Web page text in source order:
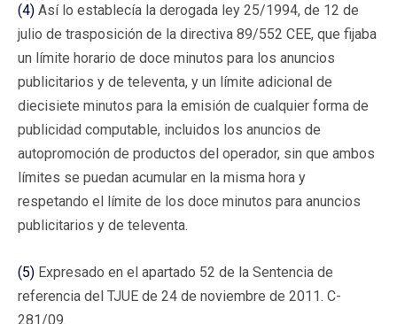
(4) Así lo establecía la derogada ley 25/1994, de 12 de
julio de trasposición de la directiva 89/552 CEE, que fijaba
un límite horario de doce minutos para los anuncios
publicitarios y de televenta, y un límite adicional de
diecisiete minutos para la emisión de cualquier forma de
publicidad computable, incluidos los anuncios de
autopromoción de productos del operador, sin que ambos
límites se puedan acumular en la misma hora y
respetando el límite de los doce minutos para anuncios
publicitarios y de televenta.
(5) Expresado en el apartado 52 de la Sentencia de
referencia del TJUE de 24 de noviembre de 2011. C-
281/09.